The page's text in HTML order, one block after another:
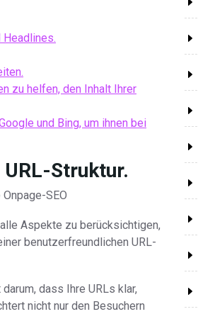
zu helfen, den Inhalt Ihrer
und Bing, um ihnen bei
Struktur.
SEO
Aspekte zu berücksichtigen,
benutzerfreundlichen URL-
dass Ihre URLs klar,
nicht nur den Besuchern